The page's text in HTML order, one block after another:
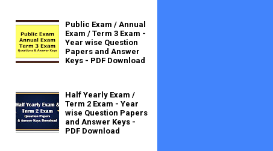
Public Exam / Annual
Exam / Term 3 Exam -
Year wise Question
Papers and Answer
Keys - PDF Download
Half Yearly Exam /
Term 2 Exam - Year
wise Question Papers
and Answer Keys -
PDF Download